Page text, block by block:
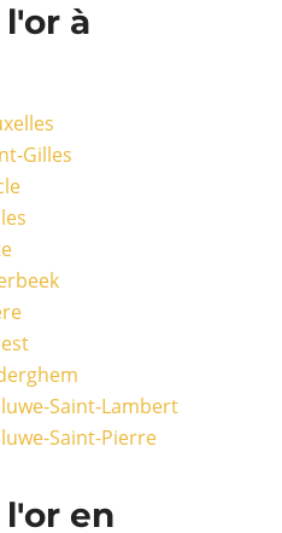
à
Gilles
Saint-Lambert
Saint-Pierre
en